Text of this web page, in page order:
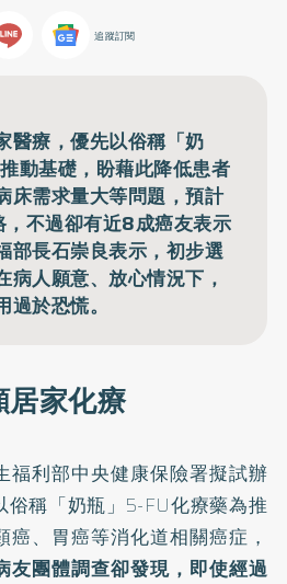
追蹤訂閱
醫療，優先以俗稱「奶
動基礎，盼藉此降低患者
床需求量大等問題，預計
不過卻有近8成癌友表示
部長石崇良表示，初步選
病人願意、放心情況下，
於恐慌。
家化療
福利部中央健康保險署擬試辦
俗稱「奶瓶」5-FU化療藥為推
、胃癌等消化道相關癌症，
友團體調查卻發現，即使經過